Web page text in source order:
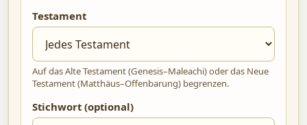
Testament
Auf das Alte Testament (Genesis–Maleachi) oder das Neue
Testament (Matthäus–Offenbarung) begrenzen.
Stichwort (optional)